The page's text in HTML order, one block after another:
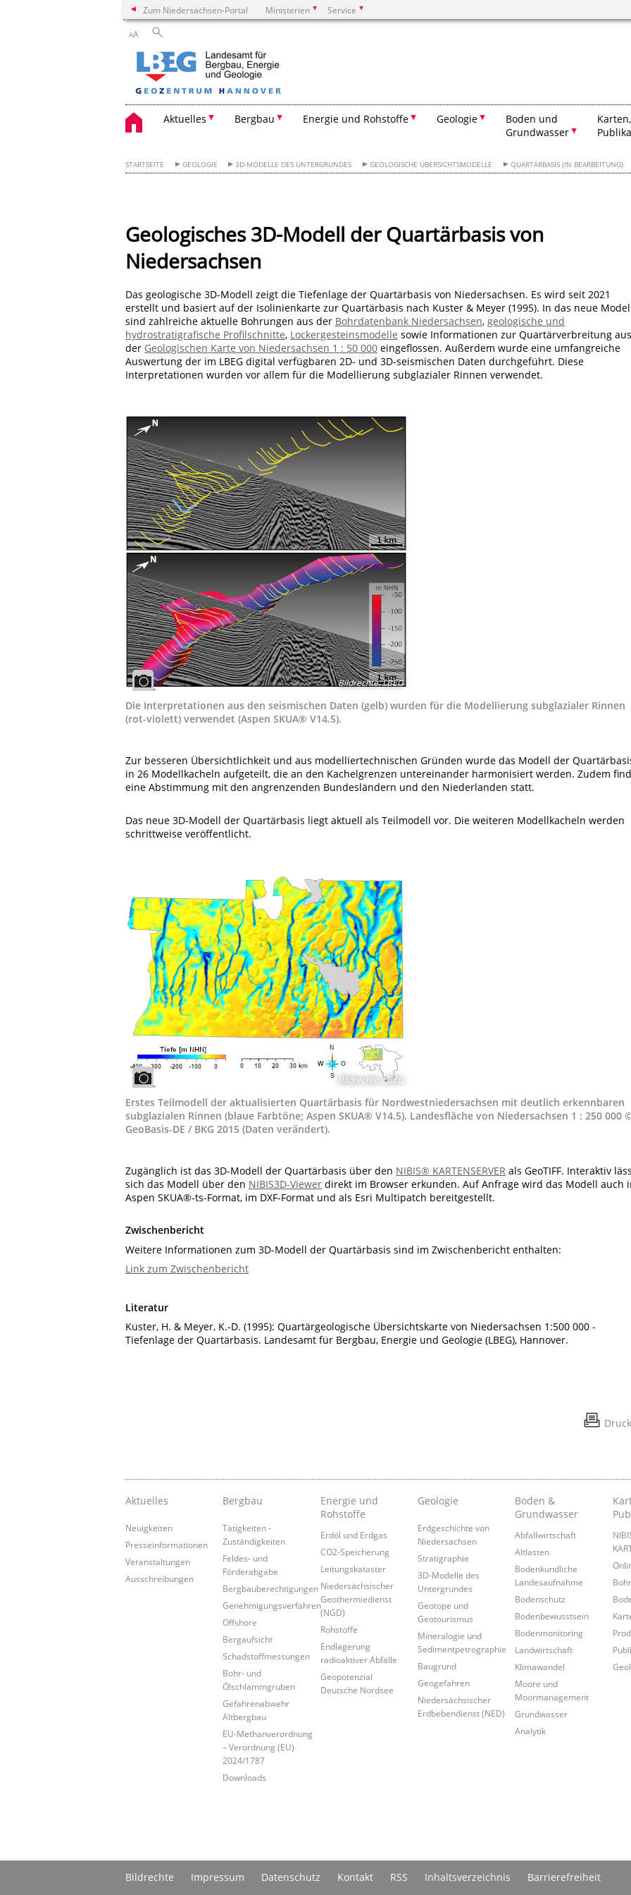
Zum Niedersachsen-Portal Ministerien Service
AA
Aktuelles Bergbau Energie und Rohstoffe Geologie
Boden und
Grundwasser
STARTSEITE GEOLOGIE 3D-MODELLE DES UNTERGRUNDES GEOLOGISCHE ÜBERSICHTSMODELLE QUARTÄRBASIS (IN BEARBEITUNG)
Geologisches 3D-Modell der Quartärbasis von
Niedersachsen
Das geologische 3D-Modell zeigt die Tiefenlage der Quartärbasis von Niedersachsen. Es wird seit 2021
erstellt und basiert auf der Isolinienkarte zur Quartärbasis nach Kuster & Meyer (1995). In das neue
sind zahlreiche aktuelle Bohrungen aus der Bohrdatenbank Niedersachsen, geologische und
hydrostratigrafische Profilschnitte, Lockergesteinsmodelle sowie Informationen zur Quartärverbreitung aus
der Geologischen Karte von Niedersachsen 1 : 50 000 eingeflossen. Außerdem wurde eine umfangreiche
Auswertung der im LBEG digital verfügbaren 2D- und 3D-seismischen Daten durchgeführt. Diese
Interpretationen wurden vor allem für die Modellierung subglazialer Rinnen verwendet.
Bildrechte:LBEG
Die Interpretationen aus den seismischen Daten (gelb) wurden für die Modellierung subglazialer Rinnen
(rot-violett) verwendet (Aspen SKUA® V14.5).
Zur besseren Übersichtlichkeit und aus modelliertechnischen Gründen wurde das Modell der
in 26 Modellkacheln aufgeteilt, die an den Kachelgrenzen untereinander harmonisiert werden. Zudem
eine Abstimmung mit den angrenzenden Bundesländern und den Niederlanden statt.
Das neue 3D-Modell der Quartärbasis liegt aktuell als Teilmodell vor. Die weiteren Modellkacheln werden
schrittweise veröffentlicht.
Bildrechte: LBEG
Erstes Teilmodell der aktualisierten Quartärbasis für Nordwestniedersachsen mit deutlich erkennbaren
subglazialen Rinnen (blaue Farbtöne; Aspen SKUA® V14.5). Landesfläche von Niedersachsen 1 : 250 000
GeoBasis-DE / BKG 2015 (Daten verändert).
Zugänglich ist das 3D-Modell der Quartärbasis über den NIBIS® KARTENSERVER als GeoTIFF. Interaktiv
sich das Modell über den NIBIS3D-Viewer direkt im Browser erkunden. Auf Anfrage wird das Modell auch
Aspen SKUA®-ts-Format, im DXF-Format und als Esri Multipatch bereitgestellt.
Zwischenbericht
Weitere Informationen zum 3D-Modell der Quartärbasis sind im Zwischenbericht enthalten:
Link zum Zwischenbericht
Literatur
Kuster, H. & Meyer, K.-D. (1995): Quartärgeologische Übersichtskarte von Niedersachsen 1:500 000 -
Tiefenlage der Quartärbasis. Landesamt für Bergbau, Energie und Geologie (LBEG), Hannover.
Aktuelles
Neuigkeiten
Presseinformationen
Veranstaltungen
Ausschreibungen
Bergbau
Tätigkeiten -
Zuständigkeiten
Feldes- und
Förderabgabe
Bergbauberechtigungen
Genehmigungsverfahren
Offshore
Bergaufsicht
Schadstoffmessungen
Bohr- und
Ölschlammgruben
Gefahrenabwehr
Altbergbau
EU-Methanverordnung
– Verordnung (EU)
2024/1787
Downloads
Energie und
Rohstoffe
Erdöl und Erdgas
CO2-Speicherung
Leitungskataster
Niedersächsischer
Geothermiedienst
(NGD)
Rohstoffe
Endlagerung
radioaktiver Abfälle
Geopotenzial
Deutsche Nordsee
Geologie
Erdgeschichte von
Niedersachsen
Stratigraphie
3D-Modelle des
Untergrundes
Geotope und
Geotourismus
Mineralogie und
Sedimentpetrographie
Baugrund
Geogefahren
Niedersächsischer
Erdbebendienst (NED)
Boden &
Grundwasser
Abfallwirtschaft
Altlasten
Bodenkundliche
Landesaufnahme
Bodenschutz
Bodenbewusstsein
Bodenmonitoring
Landwirtschaft
Klimawandel
Moore und
Moormanagement
Grundwasser
Analytik
Bildrechte Impressum Datenschutz Kontakt RSS Inhaltsverzeichnis Barrierefreiheit